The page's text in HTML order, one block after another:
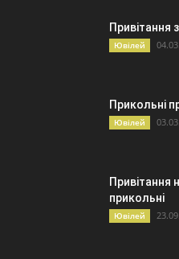
Привітання
Ювілей
Прикольні
Ювілей
Привітання
прикольні
Ювілей